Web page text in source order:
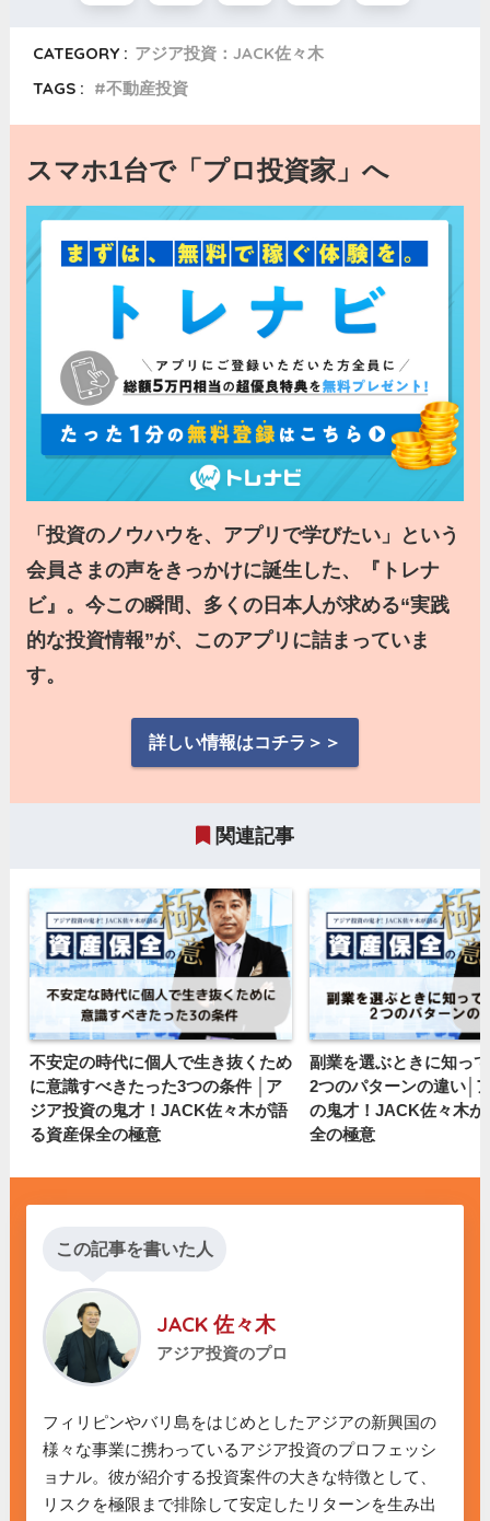
CATEGORY : アジア投資：JACK佐々木
TAGS :
不動産投資
スマホ1台で「プロ投資家」へ
「投資のノウハウを、アプリで学びたい」という
会員さまの声をきっかけに誕生した、『トレナ
ビ』。今この瞬間、多くの日本人が求める“実践
的な投資情報”が、このアプリに詰まっていま
す。
詳しい情報はコチラ＞＞
関連記事
不安定の時代に個人で生き抜くため
に意識すべきたった3つの条件 │ア
ジア投資の鬼才！JACK佐々木が語
る資産保全の極意
副業を選ぶときに知っ
2つのパターンの違い│
の鬼才！JACK佐々木が
全の極意
この記事を書いた人
JACK 佐々木
アジア投資のプロ
フィリピンやバリ島をはじめとしたアジアの新興国の
様々な事業に携わっているアジア投資のプロフェッシ
ョナル。彼が紹介する投資案件の大きな特徴として、
リスクを極限まで排除して安定したリターンを生み出